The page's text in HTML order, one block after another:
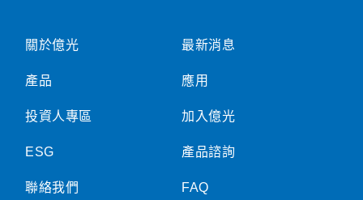
關於億光
產品
投資人專區
ESG
聯絡我們
最新消息
應用
加入億光
產品諮詢
FAQ